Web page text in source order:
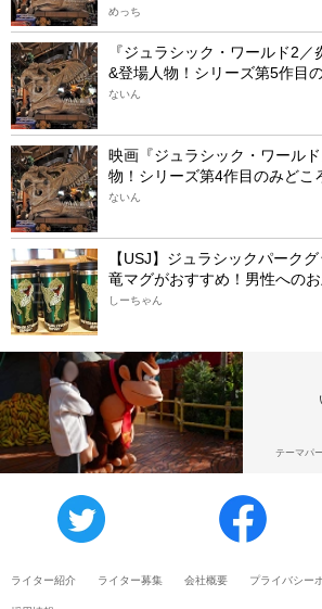
めっち
『ジュラシック・ワールド2
&登場人物！シリーズ第5作目
ないん
映画『ジュラシック・ワール
物！シリーズ第4作目のみどこ
ないん
【USJ】ジュラシックパーク
竜マグがおすすめ！男性へのお
しーちゃん
テーマパ
ライター紹介 ライター募集 会社概要 プライバシー